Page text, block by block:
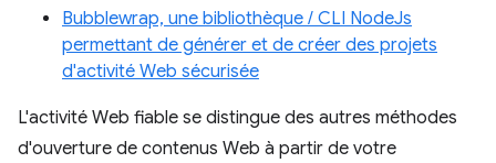
Bubblewrap, une bibliothèque / CLI NodeJs
permettant de générer et de créer des projets
d'activité Web sécurisée
L'activité Web fiable se distingue des autres méthodes
d'ouverture de contenus Web à partir de votre